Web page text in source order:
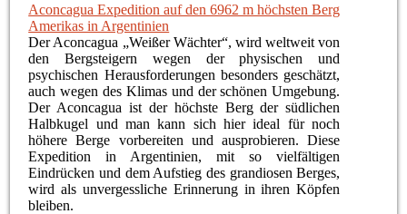
Aconcagua Expedition auf den 6962 m höchsten Berg
Amerikas in Argentinien
Der Aconcagua „Weißer Wächter“, wird weltweit von
den Bergsteigern wegen der physischen und
psychischen Herausforderungen besonders geschätzt,
auch wegen des Klimas und der schönen Umgebung.
Der Aconcagua ist der höchste Berg der südlichen
Halbkugel und man kann sich hier ideal für noch
höhere Berge vorbereiten und ausprobieren. Diese
Expedition in Argentinien, mit so vielfältigen
Eindrücken und dem Aufstieg des grandiosen Berges,
wird als unvergessliche Erinnerung in ihren Köpfen
bleiben.